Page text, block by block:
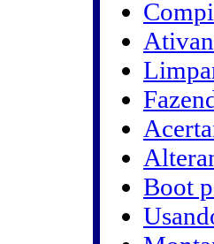
Boot